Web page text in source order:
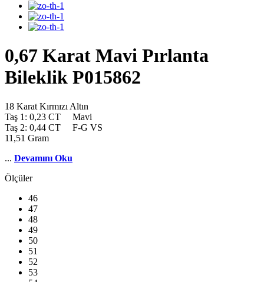
0,67 Karat Mavi Pırlanta
Bileklik P015862
18 Karat Kırmızı Altın
Taş 1: 0,23 CT Mavi
Taş 2: 0,44 CT F-G VS
11,51 Gram
... Devamını Oku
Ölçüler
46
47
48
49
50
51
52
53